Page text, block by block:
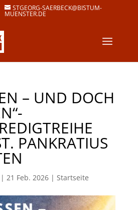
STGEORG-SAERBECK@BISTUM-
MUENSTER.DE
– UND DOCH
PANKRATIUS
| 21 Feb. 2026| Startseite